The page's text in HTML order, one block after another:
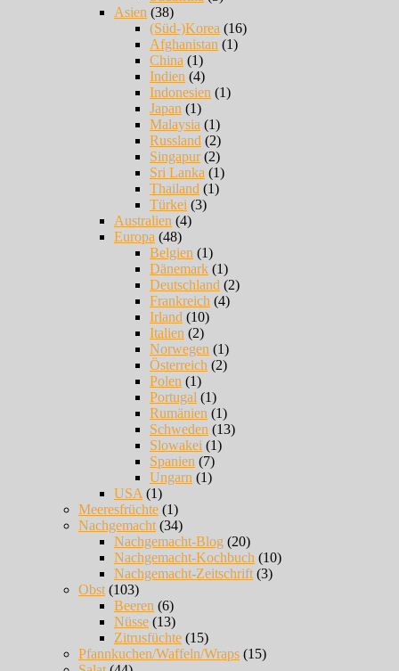
Asien (38)
(Süd-)Korea (16)
Afghanistan (1)
China (1)
Indien (4)
Indonesien (1)
Japan (1)
Malaysia (1)
Russland (2)
Singapur(2)
Sri Lanka (1)
Thailand (1)
Türkei (3)
Australien (4)
Europa (48)
Belgien (1)
Dänemark (1)
Deutschland (2)
Frankreich (4)
Irland (10)
Italien (2)
Norwegen (1)
Österreich (2)
Polen (1)
Portugal (1)
Rumänien (1)
Schweden (13)
Slowakei (1)
Spanien (7)
Ungarn (1)
USA (1)
Meeresfrüchte (1)
Nachgemacht (34)
Nachgemacht-Blog (20)
Nachgemacht-Kochbuch (10)
Nachgemacht-Zeitschrift (3)
Obst (103)
Beeren (6)
Nüsse (13)
Zitrusfüchte (15)
Pfannkuchen/Waffeln/Wraps (15)